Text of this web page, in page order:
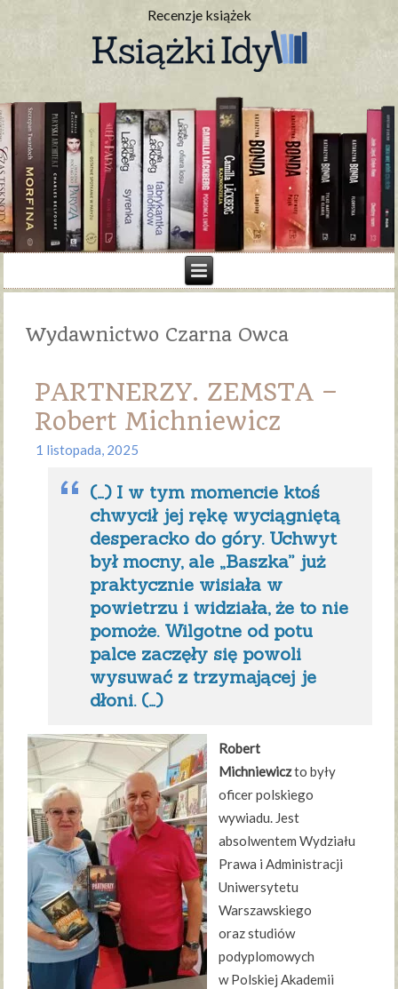
Recenzje książek
Wydawnictwo Czarna Owca
PARTNERZY. ZEMSTA –
Robert Michniewicz
1 listopada, 2025
(…) I w tym momencie ktoś
chwycił jej rękę wyciągniętą
desperacko do góry. Uchwyt
był mocny, ale „Baszka” już
praktycznie wisiała w
powietrzu i widziała, że to nie
pomoże. Wilgotne od potu
palce zaczęły się powoli
wysuwać z trzymającej je
dłoni. (…)
Robert
Michniewiczto były
oficer polskiego
wywiadu. Jest
absolwentem Wydziału
Prawa i Administracji
Uniwersytetu
Warszawskiego
oraz studiów
podyplomowych
w Polskiej Akademii